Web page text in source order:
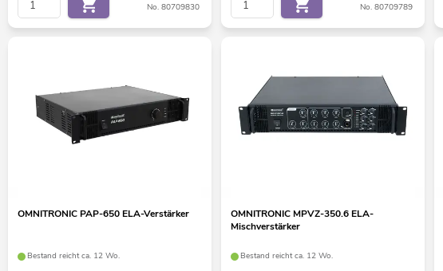
No. 80709830 No. 80709789
OMNITRONIC PAP-650 ELA-Verstärker
Bestand reicht ca. 12 Wo.
OMNITRONIC MPVZ-350.6 ELA-
Mischverstärker
Bestand reicht ca. 12 Wo.